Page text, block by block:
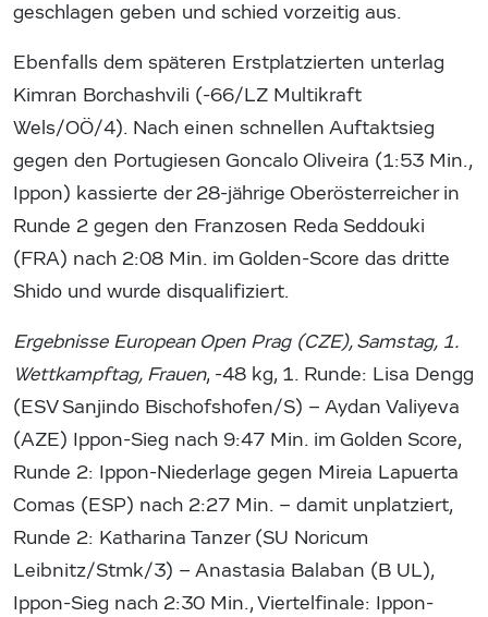
geschlagen geben und schied vorzeitig aus.
Ebenfalls dem späteren Erstplatzierten unterlag
Kimran Borchashvili (-66/LZ Multikraft
Wels/OÖ/4). Nach einen schnellen Auftaktsieg
gegen den Portugiesen Goncalo Oliveira (1:53 Min.,
Ippon) kassierte der 28-jährige Oberösterreicher in
Runde 2 gegen den Franzosen Reda Seddouki
(FRA) nach 2:08 Min. im Golden-Score das dritte
Shido und wurde disqualifiziert.
Ergebnisse European Open Prag (CZE), Samstag, 1.
Wettkampftag, Frauen, -48 kg, 1. Runde: Lisa Dengg
(ESV Sanjindo Bischofshofen/S) – Aydan Valiyeva
(AZE) Ippon-Sieg nach 9:47 Min. im Golden Score,
Runde 2: Ippon-Niederlage gegen Mireia Lapuerta
Comas (ESP) nach 2:27 Min. – damit unplatziert,
Runde 2: Katharina Tanzer (SU Noricum
Leibnitz/Stmk/3) – Anastasia Balaban (B UL),
Ippon-Sieg nach 2:30 Min., Viertelfinale: Ippon-